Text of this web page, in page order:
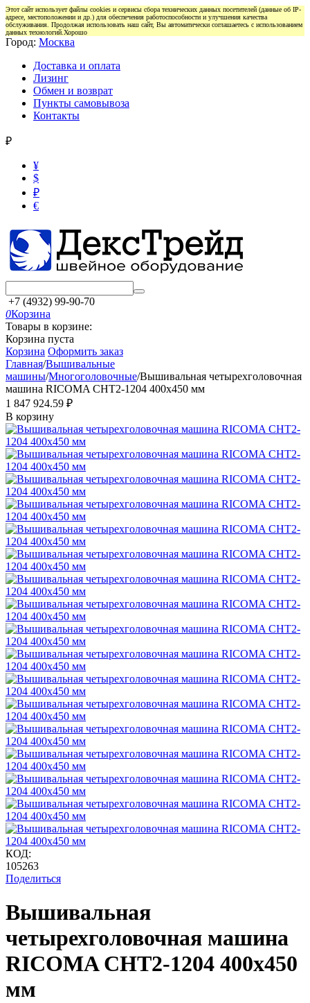
Этот сайт использует файлы cookies и сервисы сбора технических данных посетителей (данные об IP-
адресе, местоположении и др.) для обеспечения работоспособности и улучшения качества
обслуживания. Продолжая использовать наш сайт, Вы автоматически соглашаетесь с использованием
данных технологий. Хорошо
Город: Москва
Доставка и оплата
Лизинг
Обмен и возврат
Пункты самовывоза
Контакты
₽
¥
$
₽
€
+7 (4932) 99-90-70
0Корзина
Товары в корзине:
Корзина пуста
Корзина Оформить заказ
Главная/Вышивальные
машины/Многоголовочные/Вышивальная четырехголовочная
машина RICOMA CHT2-1204 400х450 мм
1 847 924.59 ₽
В корзину
КОД:
105263
Поделиться
Вышивальная
четырехголовочная машина
RICOMA CHT2-1204 400х450
мм